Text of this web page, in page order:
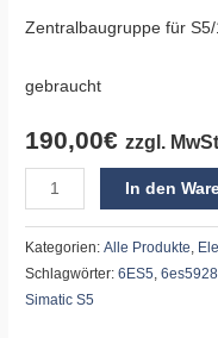
Zentralbaugruppe für
gebraucht
190,00€ zzgl.
In den
Kategorien:Alle Produkte,
Schlagwörter:6ES5,
Simatic S5